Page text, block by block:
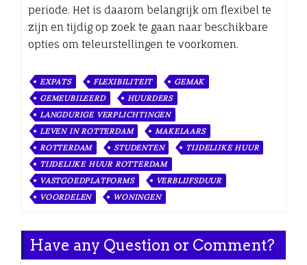
periode. Het is daarom belangrijk om flexibel te
zijn en tijdig op zoek te gaan naar beschikbare
opties om teleurstellingen te voorkomen.
EXPATS FLEXIBILITEIT
GEMAK
GEMEUBILEERD
HUURDERS
LANGDURIGE VERPLICHTINGEN
LEVEN IN ROTTERDAM
MAKELAARS
ROTTERDAM
STUDENTEN
TIJDELIJKE HUUR
TIJDELIJKE HUUR ROTTERDAM
VASTGOEDPLATFORMS
VERBLIJFSDUUR
VOORDELEN
WONINGEN
Have any Question or Comment?